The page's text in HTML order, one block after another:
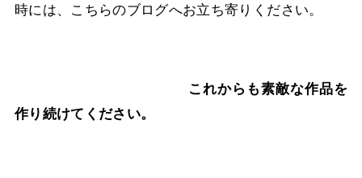
時には、こちらのブログへお立ち寄りください。
これからも素敵な作品を
作り続けてください。